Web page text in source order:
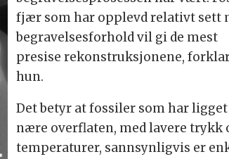
fjær som har opplevd relativt sett
begravelsesforhold vil gi de mest
presise rekonstruksjonene,
hun.
Det betyr at fossiler som har ligget
nære overflaten, med lavere trykk
temperaturer, sannsynligvis er